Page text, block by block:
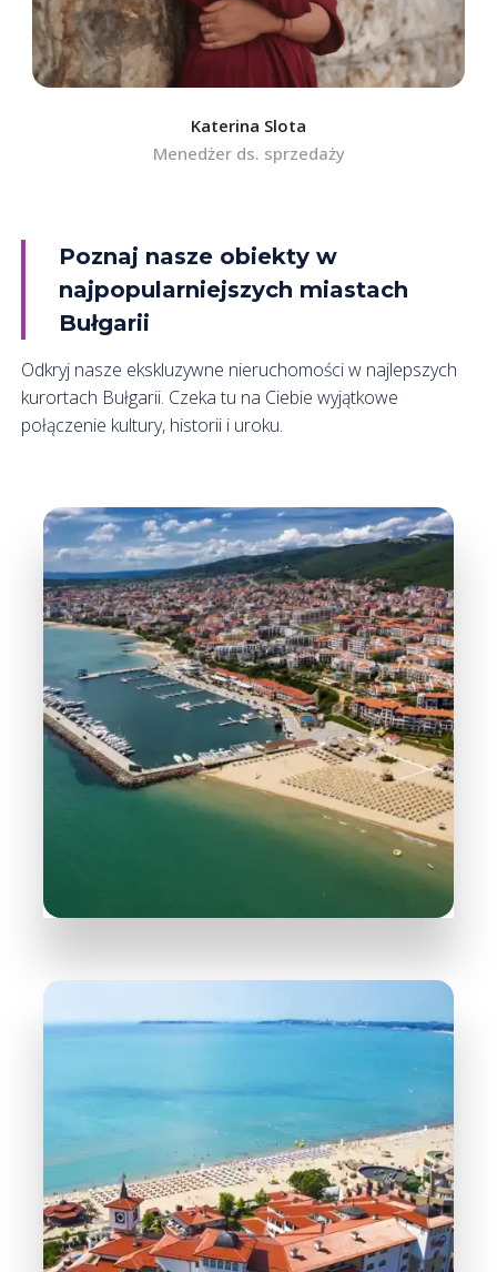
Katerina Slota
Menedżer ds. sprzedaży
Poznaj nasze obiekty w
najpopularniejszych miastach
Bułgarii
Odkryj nasze ekskluzywne nieruchomości w najlepszych
kurortach Bułgarii. Czeka tu na Ciebie wyjątkowe
połączenie kultury, historii i uroku.
Święty Właz